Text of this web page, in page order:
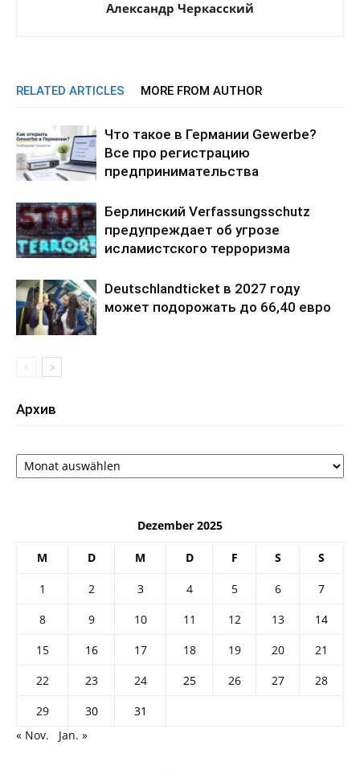
Александр Черкасский
RELATED ARTICLES MORE FROM AUTHOR
Что такое в Германии Gewerbe?
Все про регистрацию
предпринимательства
Берлинский Verfassungsschutz
предупреждает об угрозе
исламистского терроризма
Deutschlandticket в 2027 году
может подорожать до 66,40 евро
Архив
Архив
Dezember 2025
M D M D F S S
1 2 3 4 5 6
7
8
9 10 11 12 13
14
15
16 17 18 19 20
21
22
23 24 25 26 27
28
29
30
31
« Nov.
Jan. »